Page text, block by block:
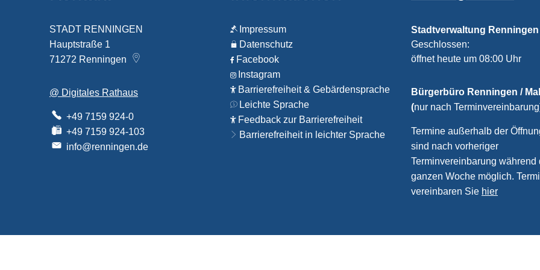
STADT RENNINGEN
Hauptstraße 1
71272 Renningen
@ Digitales Rathaus
+49 7159 924-0
+49 7159 924-103
info@renningen.de
Impressum
Datenschutz
Facebook
Instagram
Barrierefreiheit & Gebärdensprache
Leichte Sprache
Feedback zur Barrierefreiheit
Barrierefreiheit in leichter Sprache
Stadtverwaltung Renningen
Klicken, um weitere
Geschlossen:
öffnet heute um 08:00 Uhr
Bürgerbüro Renningen /
(nur nach
Termine außerhalb der
sind nach vorheriger
Terminvereinbarung während
ganzen Woche möglich.
vereinbaren Sie hier